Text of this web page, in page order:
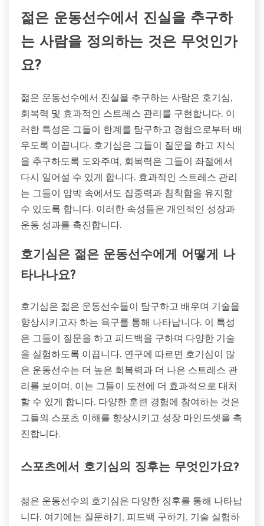
젊은 운동선수에서 진실을 추구하
는 사람을 정의하는 것은 무엇인가
요?
젊은 운동선수에서 진실을 추구하는 사람은 호기심,
회복력 및 효과적인 스트레스 관리를 구현합니다. 이
러한 특성은 그들이 한계를 탐구하고 경험으로부터 배
우도록 이끕니다. 호기심은 그들이 질문을 하고 지식
을 추구하도록 도와주며, 회복력은 그들이 좌절에서
다시 일어설 수 있게 합니다. 효과적인 스트레스 관리
는 그들이 압박 속에서도 집중력과 침착함을 유지할
수 있도록 합니다. 이러한 속성들은 개인적인 성장과
운동 성과를 촉진합니다.
호기심은 젊은 운동선수에게 어떻게 나
타나나요?
호기심은 젊은 운동선수들이 탐구하고 배우며 기술을
향상시키고자 하는 욕구를 통해 나타납니다. 이 특성
은 그들이 질문을 하고 피드백을 구하며 다양한 기술
을 실험하도록 이끕니다. 연구에 따르면 호기심이 많
은 운동선수는 더 높은 회복력과 더 나은 스트레스 관
리를 보이며, 이는 그들이 도전에 더 효과적으로 대처
할 수 있게 합니다. 다양한 훈련 경험에 참여하는 것은
그들의 스포츠 이해를 향상시키고 성장 마인드셋을 촉
진합니다.
스포츠에서 호기심의 징후는 무엇인가요?
젊은 운동선수의 호기심은 다양한 징후를 통해 나타납
니다. 여기에는 질문하기, 피드백 구하기, 기술 실험하